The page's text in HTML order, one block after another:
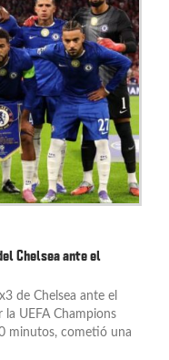
Chelsea ante el
de Chelsea ante el
la UEFA Champions
minutos, cometió una